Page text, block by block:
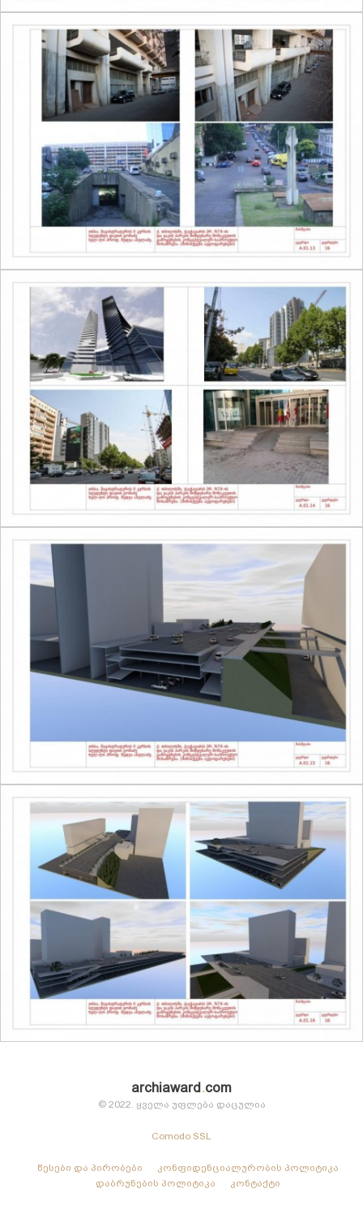
archiaward .com
© 2022. ყველა უფლება დაცულია
Comodo SSL
წესები და პირობები
კონფიდენციალურობის პოლიტიკა
დაბრუნების პოლიტიკა
კონტაქტი